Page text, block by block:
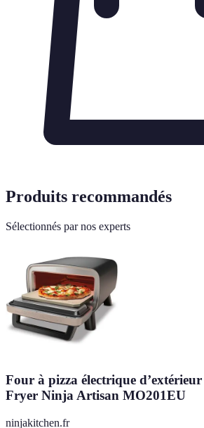
Produits recommandés
Sélectionnés par nos experts
Four à pizza électrique
Fryer Ninja Artisan MO201EU
ninjakitchen.fr